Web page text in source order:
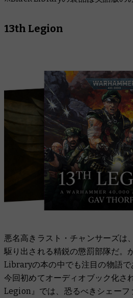
13th Legion
悪名高きラスト・チャンサーズは
駆り出される精鋭の懲罰部隊だ。
Libraryの本の中でも注目の物語
今回初めてオーディオブック化さ
Legion』では、恐るべきシェーフ